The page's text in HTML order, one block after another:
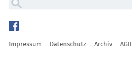
Navigation
überspringen
Impressum Datenschutz Archiv AGB